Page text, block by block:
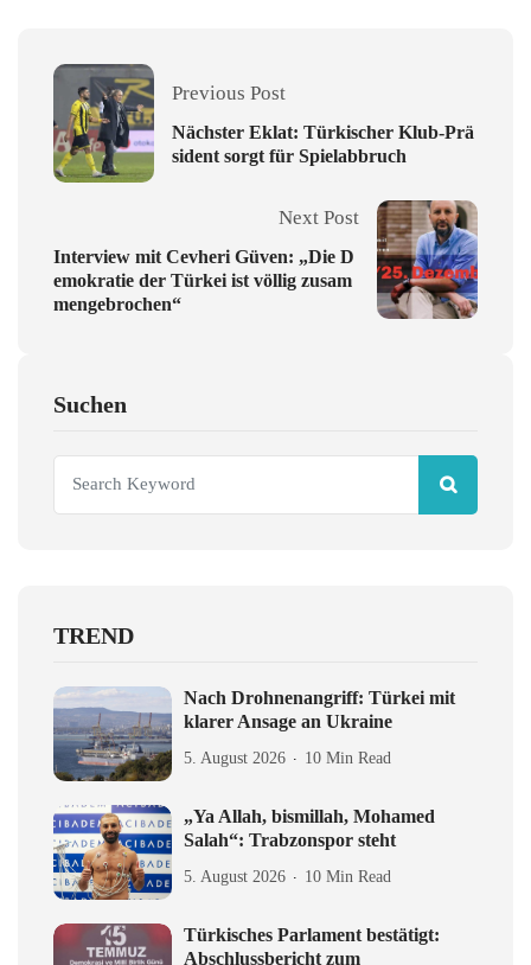
Previous Post
Nächster Eklat: Türkischer Klub-Prä
sident sorgt für Spielabbruch
Next Post
Interview mit Cevheri Güven: „Die D
emokratie der Türkei ist völlig zusam
mengebrochen“
Suchen
TREND
Nach Drohnenangriff: Türkei mit
klarer Ansage an Ukraine
5. August 2026 10 Min Read
„Ya Allah, bismillah, Mohamed
Salah“: Trabzonspor steht
5. August 2026 10 Min Read
Türkisches Parlament bestätigt:
Abschlussbericht zum